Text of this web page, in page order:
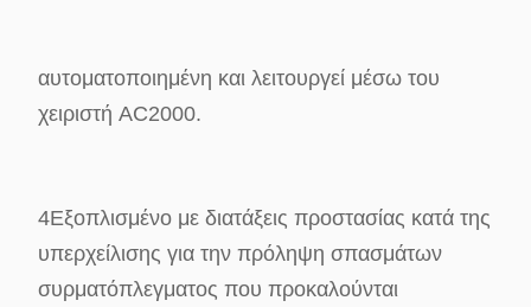
αυτοματοποιημένη και λειτουργεί μέσω του
χειριστή AC2000.
4Εξοπλισμένο με διατάξεις προστασίας κατά της
υπερχείλισης για την πρόληψη σπασμάτων
συρματόπλεγματος που προκαλούνται